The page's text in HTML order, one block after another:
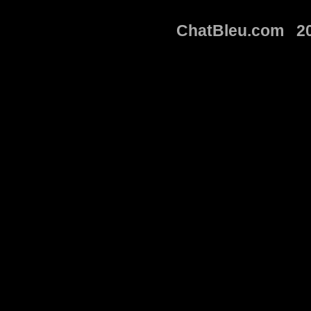
ChatBleu.com